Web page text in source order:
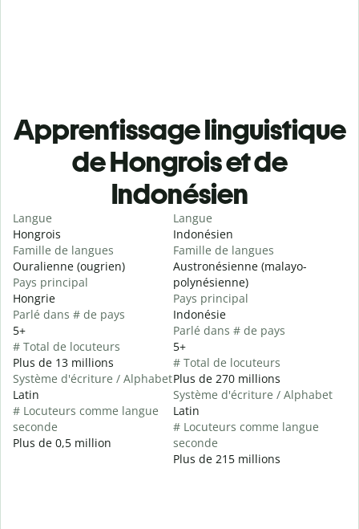
Apprentissage linguistique
de Hongrois et de
Indonésien
Langue
Hongrois
Famille de langues
Ouralienne (ougrien)
Pays principal
Hongrie
Parlé dans # de pays
5+
# Total de locuteurs
Plus de 13 millions
Système d'écriture / Alphabet
Latin
# Locuteurs comme langue
seconde
Plus de 0,5 million
Langue
Indonésien
Famille de langues
Austronésienne (malayo-
polynésienne)
Pays principal
Indonésie
Parlé dans # de pays
5+
# Total de locuteurs
Plus de 270 millions
Système d'écriture / Alphabet
Latin
# Locuteurs comme langue
seconde
Plus de 215 millions